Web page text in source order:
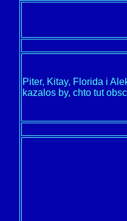
Piter, Kitay, Florida i
kazalos by, chto tut